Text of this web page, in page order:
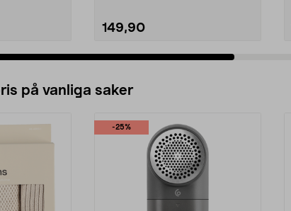
149,90
på vanliga saker
-25%